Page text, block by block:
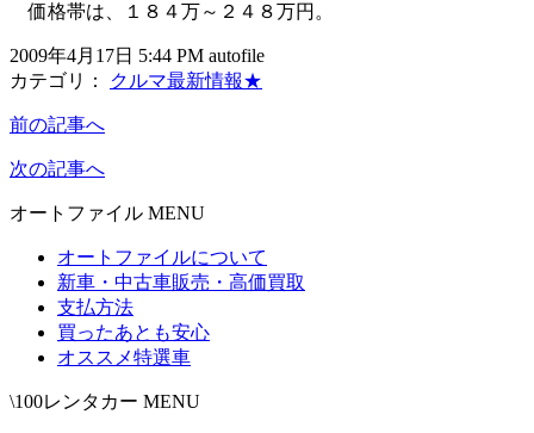
価格帯は、１８４万～２４８万円。
2009年4月17日 5:44 PM autofile
カテゴリ：
クルマ最新情報★
前の記事へ
次の記事へ
オートファイル MENU
オートファイルについて
新車・中古車販売・高価買取
支払方法
買ったあとも安心
オススメ特選車
\100レンタカー MENU